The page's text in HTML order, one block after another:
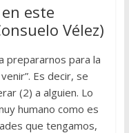
este
Vélez)
prepararnos para la
Es decir, se
(2) a alguien. Lo
humano como es
que tengamos,